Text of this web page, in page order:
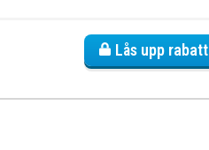
Lås upp rabatt